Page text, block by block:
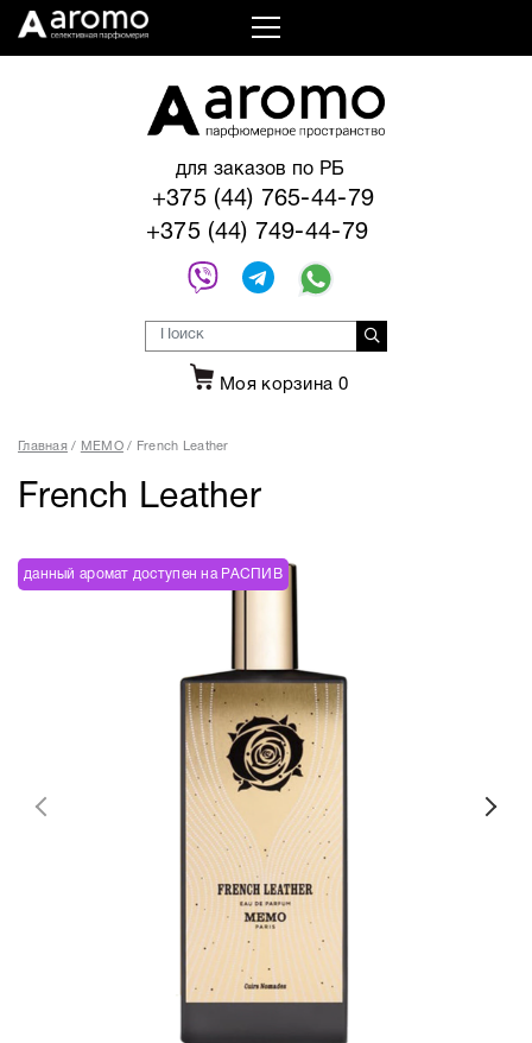
для заказов по РБ
+375 (44) 765-44-79
+375 (44) 749-44-79
Моя корзина 0
Главная MEMO French Leather
French Leather
данный аромат доступен на РАСПИВ